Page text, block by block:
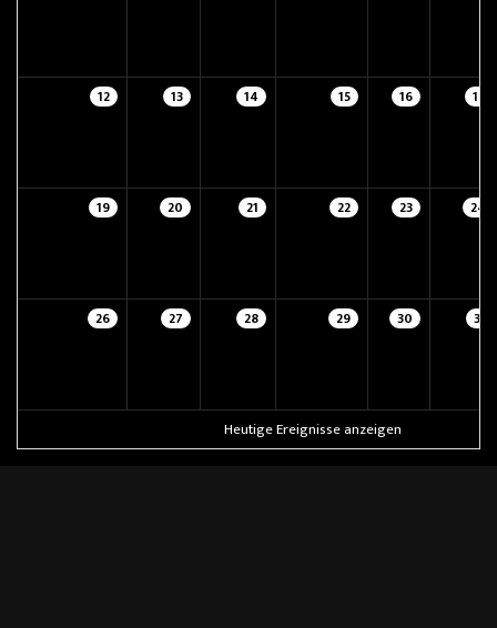
12 13 14 15 16 17
19 20 21 22 23 24
26 27 28 29 30 31
Heutige Ereignisse anzeigen